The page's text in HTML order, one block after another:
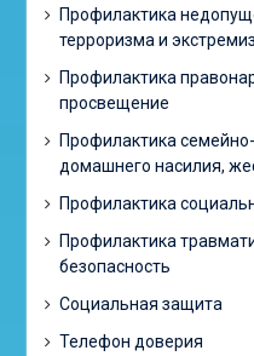
Профилактика
терроризма и
Профилактика
просвещение
Профилактика
домашнего насилия,
Профилактика
Профилактика
безопасность
Социальная защита
Телефон доверия